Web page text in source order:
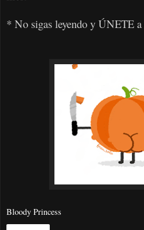
* No sigas leyendo y ÚNETE a
Bloody Princess